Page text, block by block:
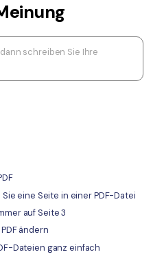
dann schreiben Sie Ihre
eine Seite in einer PDF-Datei
auf Seite 3
ändern
Dateien ganz einfach